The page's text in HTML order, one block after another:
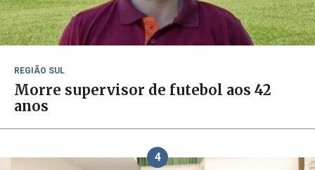
REGIÃO SUL
Morre supervisor de futebol aos 42
anos
4